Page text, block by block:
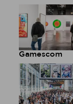
Gamescom